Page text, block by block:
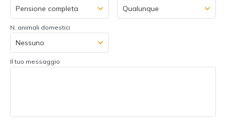
N. animali domestici
Il tuo messaggio